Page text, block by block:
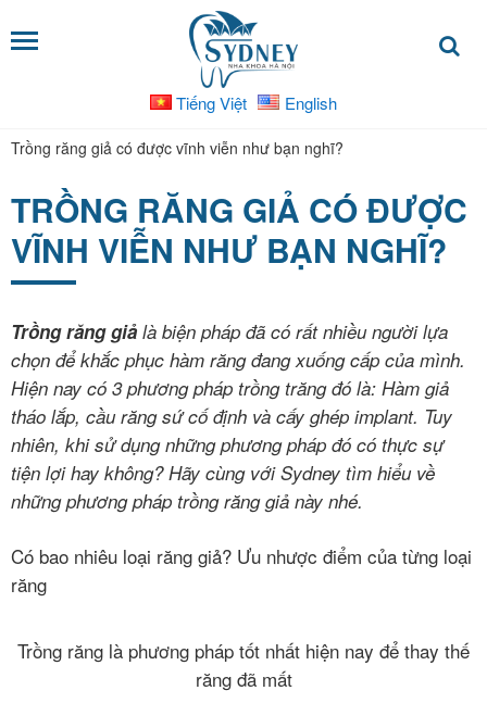
VỤ
Bọc
răng
sứ
khoa
trẻ
em
Niềng
răng
Hàn
Tiếng Việt English
Trồng răng giả có được vĩnh viễn như bạn nghĩ?
TRỒNG RĂNG GIẢ CÓ ĐƯỢC
VĨNH VIỄN NHƯ BẠN NGHĨ?
Trồng răng giả là biện pháp đã có rất nhiều người lựa
chọn để khắc phục hàm răng đang xuống cấp của mình.
Hiện nay có 3 phương pháp trồng trăng đó là: Hàm giả
tháo lắp, cầu răng sứ cố định và cấy ghép implant. Tuy
nhiên, khi sử dụng những phương pháp đó có thực sự
tiện lợi hay không? Hãy cùng với Sydney tìm hiểu về
những phương pháp trồng răng giả này nhé.
Có bao nhiêu loại răng giả? Ưu nhược điểm của từng loại
răng
Trồng răng là phương pháp tốt nhất hiện nay để thay thế
răng đã mất